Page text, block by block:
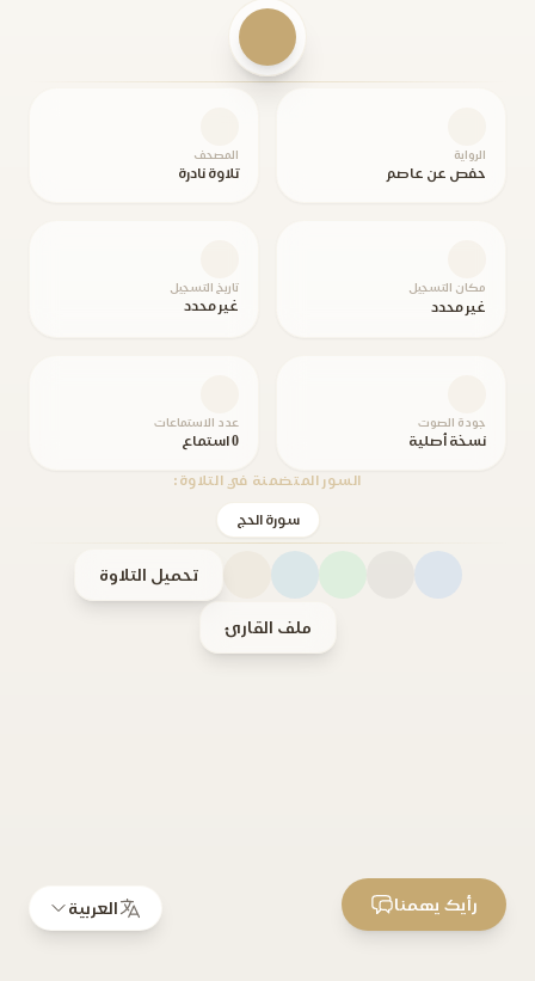
الرواية
حفص عن عاصم
المصحف
تلاوة نادرة
مكان التسجيل
غير محدد
تاريخ التسجيل
غير محدد
جودة الصوت
نسخة أصلية
عدد الاستماعات
0 استماع
السور المتضمنة في التلاوة:
سورة الحج
تحميل التلاوة
ملف القارئ
العربية رأيك يهمنا